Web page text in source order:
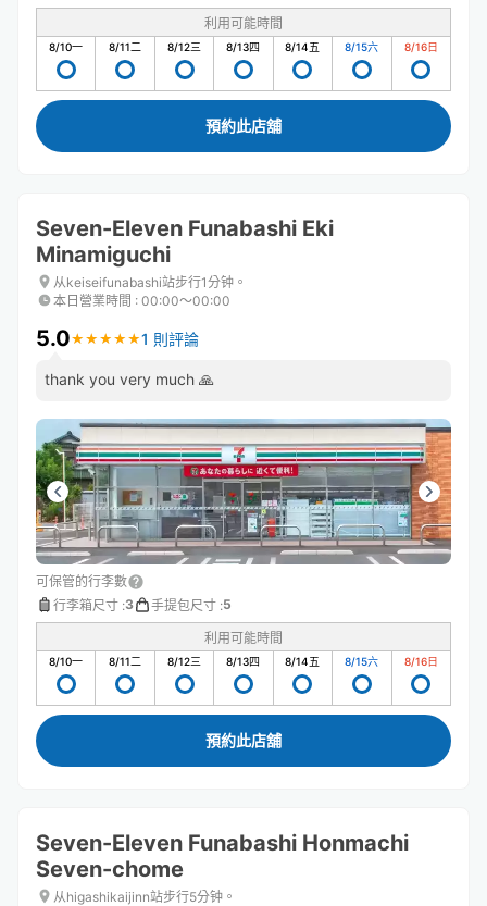
利用可能時間
8/10一 8/11二 8/12三 8/13四 8/14五 8/15六 8/16日
預約此店舖
Seven-Eleven Funabashi Eki
Minamiguchi
从keiseifunabashi站步行1分钟。
本日營業時間 : 00:00〜00:00
5.0★ ★ ★ ★ ★
★ ★ ★ ★ ★1 則評論
thank you very much 🙏
可保管的行李數
行李箱尺寸 :3 手提包尺寸 :5
利用可能時間
8/10一 8/11二 8/12三 8/13四 8/14五 8/15六 8/16日
預約此店舖
Seven-Eleven Funabashi Honmachi
Seven-chome
从higashikaijinn站步行5分钟。